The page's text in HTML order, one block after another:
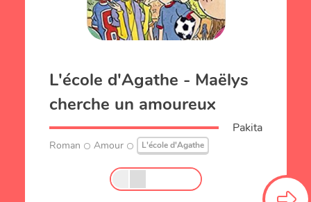
L'école d'Agathe - Maëlys
cherche un amoureux
Pakita
Roman Amour L'école d'Agathe